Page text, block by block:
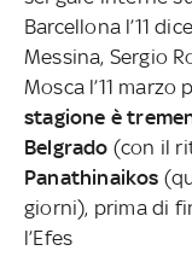
Barcellona l’11
Messina, Sergio
Mosca l’11 marzo
stagione è
Belgrado (con il
Panathinaikos
giorni), prima di
l’Efes